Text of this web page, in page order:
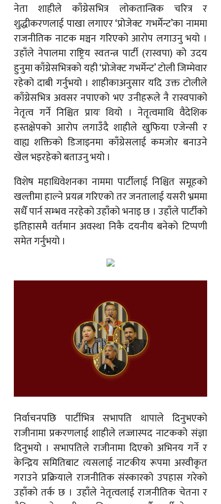
नेता शाहीले काँग्रेसभित्र लोकतान्त्रिक चरित्र र
शुद्धीकरणलाई पाखा लगाएर ‘प्रोजेक्ट गभर्मेन्ट’का नाममा
राजनीतिक नाटक मञ्चन गरिएको आरोप लगाउनु भयो ।
उहाँले नेपालमा राष्ट्रिय स्वतन्त्र पार्टी (रास्वपा) को उदय
हुनुमा काँग्रेसभित्रको यही ‘प्रोजेक्ट गभर्मेन्ट’ टोली जिम्मेवार
रहेको दाबी गर्नुभयो । शाहीकाअनुसार यदि उक्त टोलीले
काँग्रेसभित्र अवसर नपाएको भए उनीहरूले नै रास्वपाको
नेतृत्व गर्ने निश्चित प्रायः थियो । नेतृत्वमाथि वैदेशिक
हस्तक्षेपको आरोप लगाउँदै शाहीले खुफिया एजेन्सी र
वाह्य शक्तिको डिजाइनमा काँग्रेसलाई कमजोर बनाउने
खेल भइरहेको बताउनु भयो ।
विशेष महाधिवेशनका नाममा पार्टीलाई निश्चित समूहको
खल्तीमा हाल्ने प्रयत्न गरिएको तर जनतालाई यसरी भ्रममा
सधैँ पार्न सम्भव नरहेको उहाँको भनाइ छ । उहाँले पार्टीको
इतिहासमै वर्तमान अवस्था निकै दयनीय बनेको टिप्पणी
समेत गर्नुभयो ।
निर्वाचनपछि पार्टीभित्र सभापति थापाले दिनुभएको
राजीनामा प्रकरणलाई शाहीले लज्जास्पद नाटकको संज्ञा
दिनुभयो । सभापतिले राजीनामा दिएको अभिनय गर्ने र
केन्द्रिय समितिबाट त्यसलाई नाटकीय रूपमा अस्वीकृत
गराउने प्रक्रियाले राजनीतिक संस्कारको उपहास गरेको
उहाँको तर्क छ । उहाँले नेतृत्वलाई राजनीतिक चेतना र